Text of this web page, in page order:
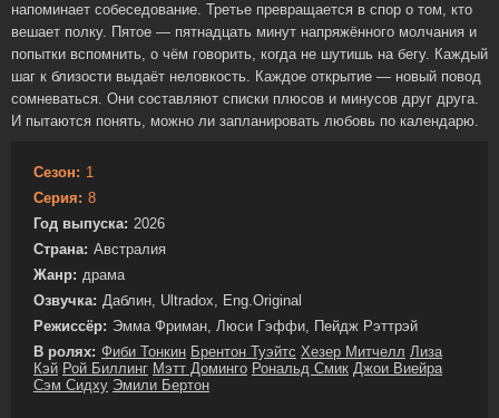
напоминает собеседование. Третье превращается в спор о том, кто
вешает полку. Пятое — пятнадцать минут напряжённого молчания и
попытки вспомнить, о чём говорить, когда не шутишь на бегу. Каждый
шаг к близости выдаёт неловкость. Каждое открытие — новый повод
сомневаться. Они составляют списки плюсов и минусов друг друга.
И пытаются понять, можно ли запланировать любовь по календарю.
Сезон: 1
Серия: 8
Год выпуска: 2026
Страна: Австралия
Жанр: драма
Озвучка: Даблин, Ultradox, Eng.Original
Режиссёр: Эмма Фриман, Люси Гэффи, Пейдж Рэттрэй
В ролях: Фиби Тонкин Брентон Туэйтс Хезер Митчелл Лиза
Кэй Рой Биллинг Мэтт Доминго Рональд Смик Джои Виейра
Сэм Сидху Эмили Бертон